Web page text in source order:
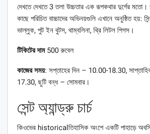
দেখতে দেখতে 3 তলা উচ্চতার এক রূপকথার দুর্গের মতো।
কাছে পরিচিত বাচ্চাদের অভিনয়গুলি এখানে অনুষ্ঠিত হয়:
ভাল্লুক, পুট ইন বুটস, থাম্বলিনা, থ্রি লিটল পিগস।
টিকিটের দাম500 রুবেল
কাজের সময়: সপ্তাহের দিন – 10.00-18.30,
17.30, ছুটি বন্ধ – সোমবার।
সেন্ট অ্যান্ড্রু চার্চ
কিওভের historicalতিহাসিক অংশে একটি পাহাড়ে